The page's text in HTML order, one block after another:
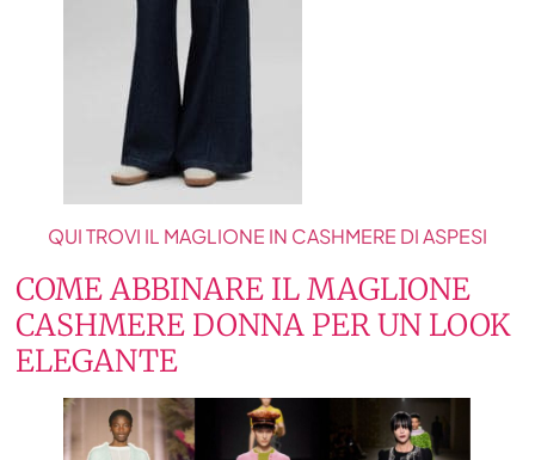
QUI TROVI IL MAGLIONE IN CASHMERE DI ASPESI
COME ABBINARE IL MAGLIONE
CASHMERE DONNA PER UN LOOK
ELEGANTE